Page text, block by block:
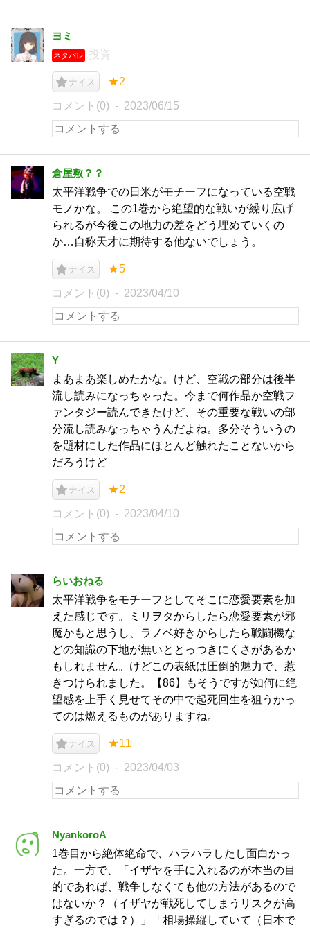
ヨミ
ネタバレ 投資
ナイス ★2
コメント(0) 2023/06/15
倉屋敷？？
太平洋戦争での日米がモチーフになっている空戦
モノかな。 この1巻から絶望的な戦いが繰り広げ
られるが今後この地力の差をどう埋めていくの
か…自称天才に期待する他ないでしょう。
ナイス ★5
コメント(0) 2023/04/10
Y
まあまあ楽しめたかな。けど、空戦の部分は後半
流し読みになっちゃった。今まで何作品か空戦フ
ァンタジー読んできたけど、その重要な戦いの部
分流し読みなっちゃうんだよね。多分そういうの
を題材にした作品にほとんど触れたことないから
だろうけど
ナイス ★2
コメント(0) 2023/04/10
らいおねる
太平洋戦争をモチーフとしてそこに恋愛要素を加
えた感じです。ミリヲタからしたら恋愛要素が邪
魔かもと思うし、ラノベ好きからしたら戦闘機な
どの知識の下地が無いととっつきにくさがあるか
もしれません。けどこの表紙は圧倒的魅力で、惹
きつけられました。【86】もそうですが如何に絶
望感を上手く見せてその中で起死回生を狙うかっ
てのは燃えるものがありますね。
ナイス ★11
コメント(0) 2023/04/03
NyankoroA
1巻目から絶体絶命で、ハラハラしたし面白かっ
た。一方で、「イザヤを手に入れるのが本当の目
的であれば、戦争しなくても他の方法があるので
はないか？（イザヤが戦死してしまうリスクが高
すぎるのでは？）」「相場操縦していて（日本で